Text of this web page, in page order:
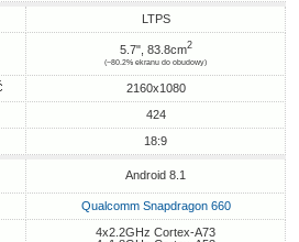
LTPS
5.7", 83.8cm2
(~80.2% ekranu do obudowy)
2160x1080
424
18:9
Android 8.1
Qualcomm Snapdragon 660
4x2.2GHz Cortex-A73